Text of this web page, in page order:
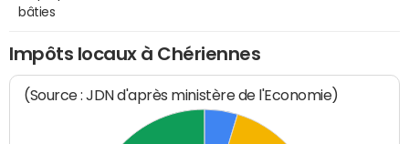
bâties
Impôts locaux à Chériennes
(Source : JDN d'après ministère de l'Economie)